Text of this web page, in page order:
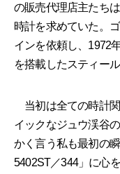
の販売代理店主たち
時計を求めていた。
インを依頼し、1972
を搭載したスティー
当初は全ての時計
イックなジュウ渓谷
かく言う私も最初の
5402ST／344」に心